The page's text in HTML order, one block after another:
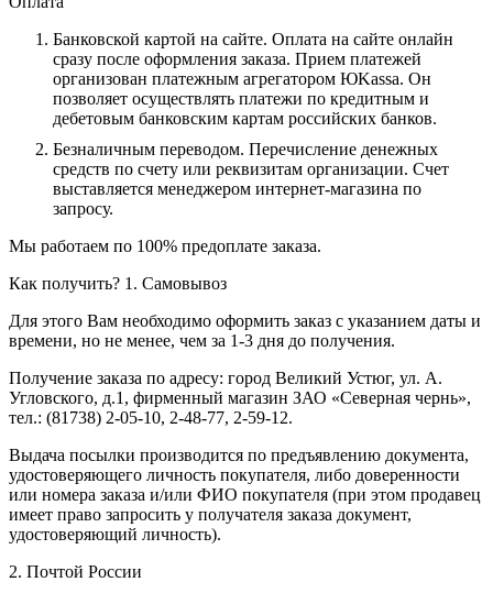
Банковской картой на сайте. Оплата на сайте онлайн
сразу после оформления заказа. Прием платежей
организован платежным агрегатором ЮKassa. Он
позволяет осуществлять платежи по кредитным и
дебетовым банковским картам российских банков.
Безналичным переводом. Перечисление денежных
средств по счету или реквизитам организации. Счет
выставляется менеджером интернет-магазина по
запросу.
Мы работаем по 100% предоплате заказа.
Как получить? 1. Самовывоз
Для этого Вам необходимо оформить заказ с указанием даты и
времени, но не менее, чем за 1-3 дня до получения.
Получение заказа по адресу: город Великий Устюг, ул. А.
Угловского, д.1, фирменный магазин ЗАО «Северная чернь»,
тел.: (81738) 2-05-10, 2-48-77, 2-59-12.
Выдача посылки производится по предъявлению документа,
удостоверяющего личность покупателя, либо доверенности
или номера заказа и/или ФИО покупателя (при этом продавец
имеет право запросить у получателя заказа документ,
удостоверяющий личность).
2. Почтой России